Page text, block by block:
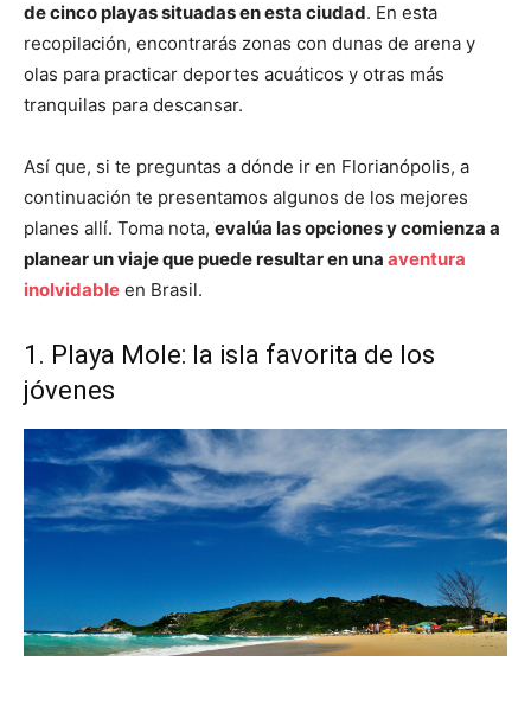
de cinco playas situadas en esta ciudad. En esta
recopilación, encontrarás zonas con dunas de arena y
olas para practicar deportes acuáticos y otras más
tranquilas para descansar.
Así que, si te preguntas a dónde ir en Florianópolis, a
continuación te presentamos algunos de los mejores
planes allí. Toma nota, evalúa las opciones y comienza a
planear un viaje que puede resultar en una aventura
inolvidable en Brasil.
1. Playa Mole: la isla favorita de los
jóvenes